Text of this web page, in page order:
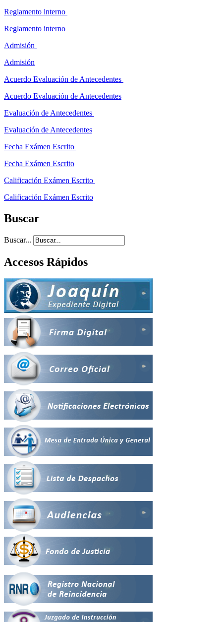
Reglamento interno
Reglamento interno
Admisión
Admisión
Acuerdo Evaluación de Antecedentes
Acuerdo Evaluación de Antecedentes
Evaluación de Antecedentes
Evaluación de Antecedentes
Fecha Exámen Escrito
Fecha Exámen Escrito
Calificación Exámen Escrito
Calificación Exámen Escrito
Buscar
Buscar...
Accesos Rápidos